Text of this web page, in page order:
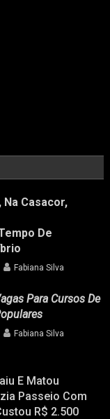
Casacor,
De
Fabiana Silva
Para Cursos De
Fabiana Silva
E Matou
Passeio Com
R$ 2.500